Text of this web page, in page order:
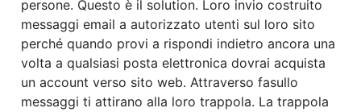
persone. Questo è il solution. Loro invio costruito
messaggi email a autorizzato utenti sul loro sito
perché quando provi a rispondi indietro ancora una
volta a qualsiasi posta elettronica dovrai acquista
un account verso sito web. Attraverso fasullo
messaggi ti attirano alla loro trappola. La trappola